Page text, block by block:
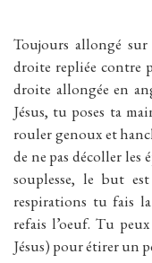
Toujours allongé
droite repliée contre
droite allongée en
Jésus, tu poses ta
rouler genoux et
de ne pas décoller les
souplesse, le but
respirations tu fais
refais l’oeuf. Tu
Jésus) pour étirer un